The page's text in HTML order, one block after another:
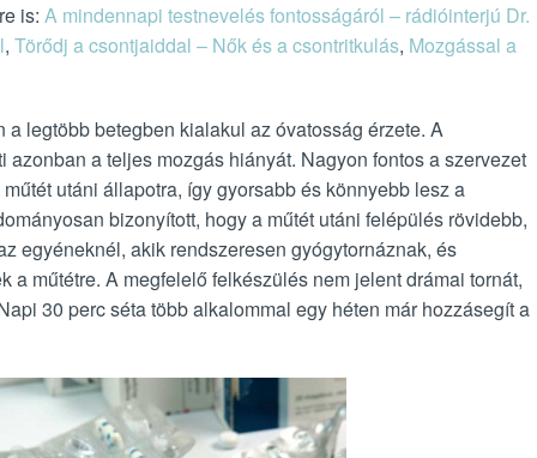
is: A mindennapi testnevelés fontosságáról – rádióinterjú Dr.
, Törődj a csontjaiddal – Nők és a csontritkulás, Mozgással a
a legtöbb betegben kialakul az óvatosság érzete. A
azonban a teljes mozgás hiányát. Nagyon fontos a szervezet
utáni állapotra, így gyorsabb és könnyebb lesz a
bizonyított, hogy a műtét utáni felépülés rövidebb,
egyéneknél, akik rendszeresen gyógytornáznak, és
a műtétre. A megfelelő felkészülés nem jelent drámai tornát,
30 perc séta több alkalommal egy héten már hozzásegít a